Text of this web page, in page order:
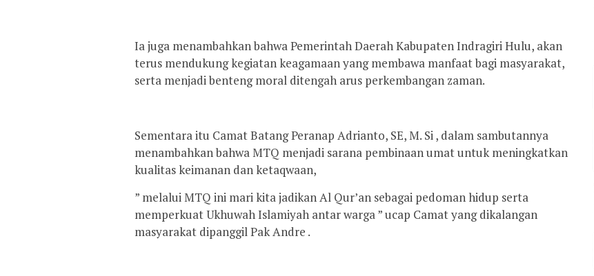
Ia juga menambahkan bahwa Pemerintah Daerah Kabupaten Indragiri Hulu, akan
terus mendukung kegiatan keagamaan yang membawa manfaat bagi masyarakat,
serta menjadi benteng moral ditengah arus perkembangan zaman.
Sementara itu Camat Batang Peranap Adrianto, SE, M. Si , dalam sambutannya
menambahkan bahwa MTQ menjadi sarana pembinaan umat untuk meningkatkan
kualitas keimanan dan ketaqwaan,
” melalui MTQ ini mari kita jadikan Al Qur’an sebagai pedoman hidup serta
memperkuat Ukhuwah Islamiyah antar warga ” ucap Camat yang dikalangan
masyarakat dipanggil Pak Andre .